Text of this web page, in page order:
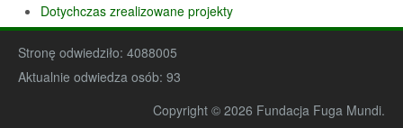
Dotychczas zrealizowane projekty
Stronę odwiedziło: 4088005
Aktualnie odwiedza osób: 93
Copyright © 2026 Fundacja Fuga Mundi.